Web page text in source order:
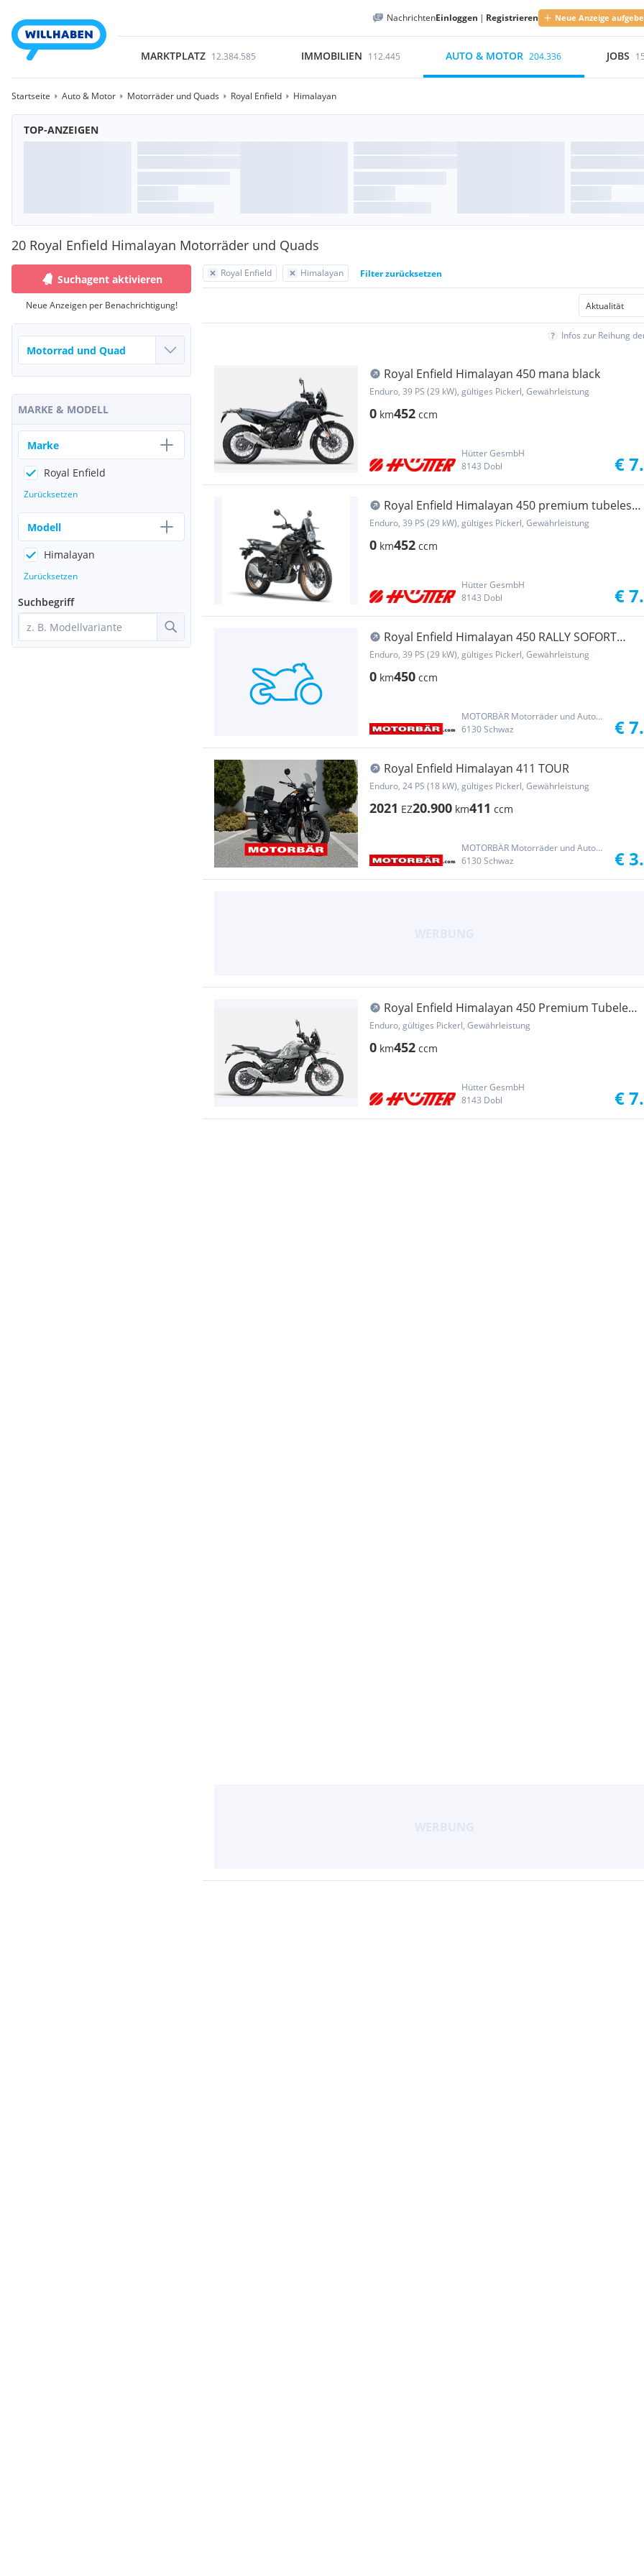
NachrichtenEinloggen | Registrieren Neue Anzeige
MARKTPLATZ 12.384.585 IMMOBILIEN 112.445 AUTO & MOTOR 204.336 JOBS
Startseite Auto & Motor Motorräder und Quads Royal Enfield Himalayan
TOP-ANZEIGEN
20 Royal Enfield Himalayan Motorräder und Quads
Royal Enfield Himalayan Filter zurücksetzen
Infos zur Reihung
Royal Enfield Himalayan 450 mana black
Enduro, 39 PS (29 kW), gültiges Pickerl, Gewährleistung
0 km452 ccm
Hütter GesmbH
8143 Dobl
€
Royal Enfield Himalayan 450 premium tubeless:
hanle black
Enduro, 39 PS (29 kW), gültiges Pickerl, Gewährleistung
0 km452 ccm
Hütter GesmbH
8143 Dobl
€
Royal Enfield Himalayan 450 RALLY SOFORT
VERFÜGBAR!
Enduro, 39 PS (29 kW), gültiges Pickerl, Gewährleistung
0 km450 ccm
MOTORBÄR Motorräder und Automobile Handelsgesellschaft m.b.H.
6130 Schwaz
€
Royal Enfield Himalayan 411 TOUR
Enduro, 24 PS (18 kW), gültiges Pickerl, Gewährleistung
2021 EZ20.900 km411 ccm
MOTORBÄR Motorräder und Automobile Handelsgesellschaft m.b.H.
6130 Schwaz
€
Royal Enfield Himalayan 450 Premium Tubeless
/ Farbe: kamet w...
Enduro, gültiges Pickerl, Gewährleistung
0 km452 ccm
Hütter GesmbH
8143 Dobl
€
Suchagent aktivieren
Neue Anzeigen per Benachrichtigung!
MARKE & MODELL
Marke
Royal Enfield
Zurücksetzen
Modell
Himalayan
Zurücksetzen
Suchbegriff